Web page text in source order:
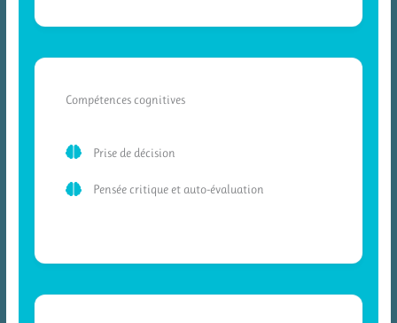
Compétences cognitives
Prise de décision
Pensée critique et auto-évaluation